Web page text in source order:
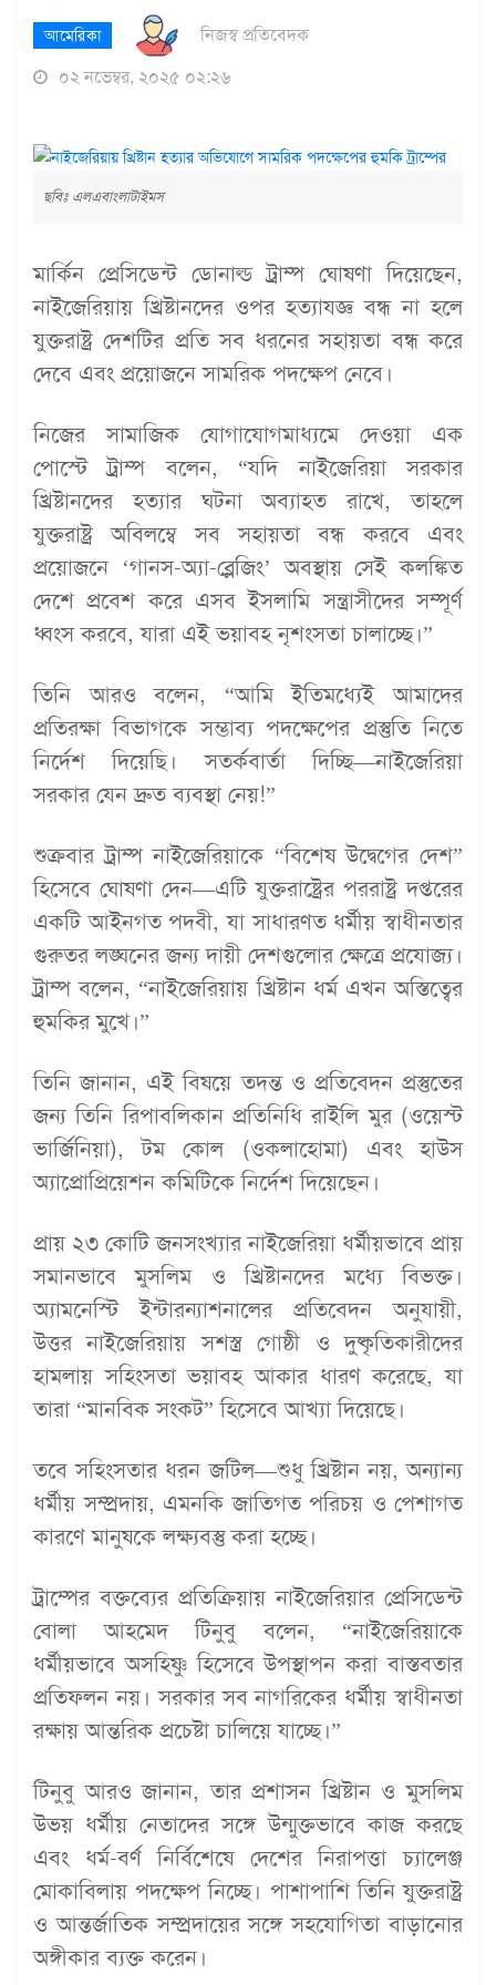
আমেরিকা
নিজস্ব প্রতিবেদক
০২ নভেম্বর, ২০২৫ ০২:২৬
ছবিঃ এলএবাংলাটাইমস
মার্কিন প্রেসিডেন্ট ডোনাল্ড ট্রাম্প ঘোষণা দিয়েছেন,
নাইজেরিয়ায় খ্রিষ্টানদের ওপর হত্যাযজ্ঞ বন্ধ না হলে
যুক্তরাষ্ট্র দেশটির প্রতি সব ধরনের সহায়তা বন্ধ করে
দেবে এবং প্রয়োজনে সামরিক পদক্ষেপ নেবে।
নিজের সামাজিক যোগাযোগমাধ্যমে দেওয়া এক
পোস্টে ট্রাম্প বলেন, “যদি নাইজেরিয়া সরকার
খ্রিষ্টানদের হত্যার ঘটনা অব্যাহত রাখে, তাহলে
যুক্তরাষ্ট্র অবিলম্বে সব সহায়তা বন্ধ করবে এবং
প্রয়োজনে ‘গানস-অ্যা-ব্লেজিং’ অবস্থায় সেই কলঙ্কিত
দেশে প্রবেশ করে এসব ইসলামি সন্ত্রাসীদের সম্পূর্ণ
ধ্বংস করবে, যারা এই ভয়াবহ নৃশংসতা চালাচ্ছে।”
তিনি আরও বলেন, “আমি ইতিমধ্যেই আমাদের
প্রতিরক্ষা বিভাগকে সম্ভাব্য পদক্ষেপের প্রস্তুতি নিতে
নির্দেশ দিয়েছি। সতর্কবার্তা দিচ্ছি—নাইজেরিয়া
সরকার যেন দ্রুত ব্যবস্থা নেয়!”
শুক্রবার ট্রাম্প নাইজেরিয়াকে “বিশেষ উদ্বেগের দেশ”
হিসেবে ঘোষণা দেন—এটি যুক্তরাষ্ট্রের পররাষ্ট্র দপ্তরের
একটি আইনগত পদবী, যা সাধারণত ধর্মীয় স্বাধীনতার
গুরুতর লঙ্ঘনের জন্য দায়ী দেশগুলোর ক্ষেত্রে প্রযোজ্য।
ট্রাম্প বলেন, “নাইজেরিয়ায় খ্রিষ্টান ধর্ম এখন অস্তিত্বের
হুমকির মুখে।”
তিনি জানান, এই বিষয়ে তদন্ত ও প্রতিবেদন প্রস্তুতের
জন্য তিনি রিপাবলিকান প্রতিনিধি রাইলি মুর (ওয়েস্ট
ভার্জিনিয়া), টম কোল (ওকলাহোমা) এবং হাউস
অ্যাপ্রোপ্রিয়েশন কমিটিকে নির্দেশ দিয়েছেন।
প্রায় ২৩ কোটি জনসংখ্যার নাইজেরিয়া ধর্মীয়ভাবে প্রায়
সমানভাবে মুসলিম ও খ্রিষ্টানদের মধ্যে বিভক্ত।
অ্যামনেস্টি ইন্টারন্যাশনালের প্রতিবেদন অনুযায়ী,
উত্তর নাইজেরিয়ায় সশস্ত্র গোষ্ঠী ও দুষ্কৃতিকারীদের
হামলায় সহিংসতা ভয়াবহ আকার ধারণ করেছে, যা
তারা “মানবিক সংকট” হিসেবে আখ্যা দিয়েছে।
তবে সহিংসতার ধরন জটিল—শুধু খ্রিষ্টান নয়, অন্যান্য
ধর্মীয় সম্প্রদায়, এমনকি জাতিগত পরিচয় ও পেশাগত
কারণে মানুষকে লক্ষ্যবস্তু করা হচ্ছে।
ট্রাম্পের বক্তব্যের প্রতিক্রিয়ায় নাইজেরিয়ার প্রেসিডেন্ট
বোলা আহমেদ টিনুবু বলেন, “নাইজেরিয়াকে
ধর্মীয়ভাবে অসহিষ্ণু হিসেবে উপস্থাপন করা বাস্তবতার
প্রতিফলন নয়। সরকার সব নাগরিকের ধর্মীয় স্বাধীনতা
রক্ষায় আন্তরিক প্রচেষ্টা চালিয়ে যাচ্ছে।”
টিনুবু আরও জানান, তার প্রশাসন খ্রিষ্টান ও মুসলিম
উভয় ধর্মীয় নেতাদের সঙ্গে উন্মুক্তভাবে কাজ করছে
এবং ধর্ম-বর্ণ নির্বিশেষে দেশের নিরাপত্তা চ্যালেঞ্জ
মোকাবিলায় পদক্ষেপ নিচ্ছে। পাশাপাশি তিনি যুক্তরাষ্ট্র
ও আন্তর্জাতিক সম্প্রদায়ের সঙ্গে সহযোগিতা বাড়ানোর
অঙ্গীকার ব্যক্ত করেন।